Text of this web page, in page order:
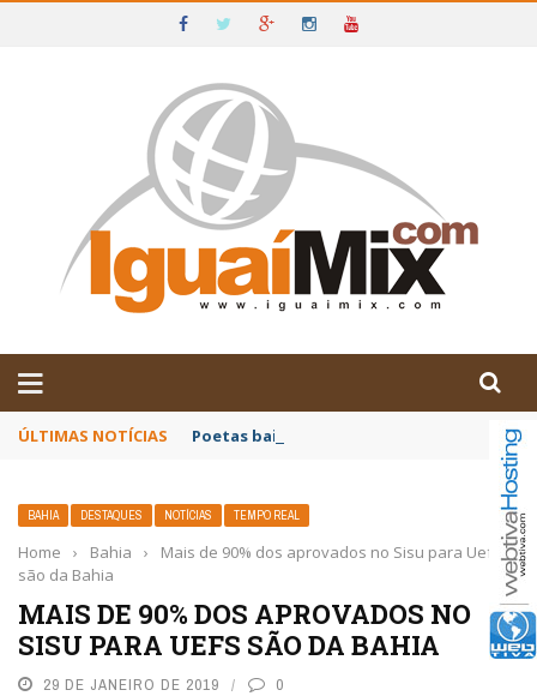
IGUAÍ E SUDOESTE DA BAHIA
ÚLTIMAS NOTÍCIAS Poetas baianos representam o Brasil no
BAHIA DESTAQUES NOTÍCIAS TEMPO REAL
Home › Bahia ›
Mais de 90% dos aprovados no Sisu para Uefs
são da Bahia
MAIS DE 90% DOS APROVADOS NO
SISU PARA UEFS SÃO DA BAHIA
29 DE JANEIRO DE 2019 0